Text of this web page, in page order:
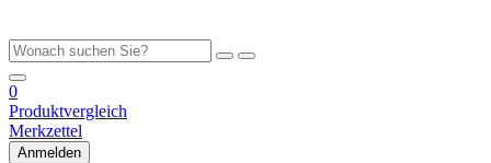
0
Produktvergleich
Merkzettel
Anmelden